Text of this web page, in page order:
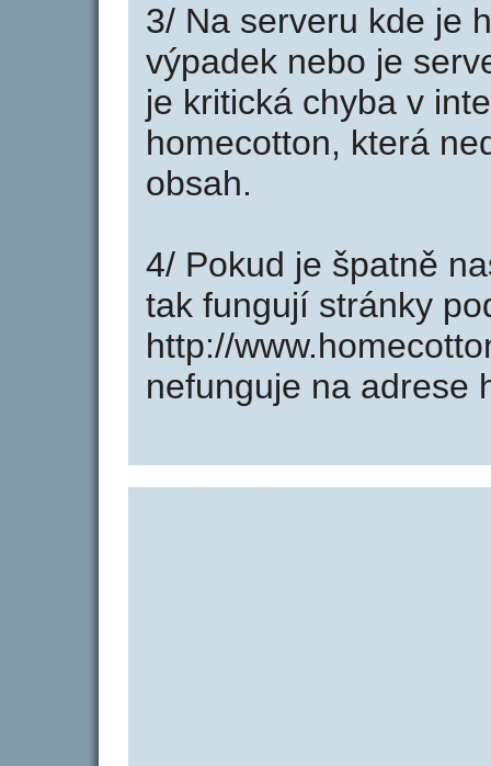
3/ Na serveru kde je
výpadek nebo je
je kritická chyba v
homecotton, která
obsah.
4/ Pokud je špatně
tak fungují stránky
http://
nefunguje na adrese